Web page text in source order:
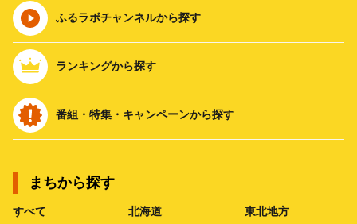
ふるラボチャンネルから探す
ランキングから探す
番組・特集・キャンペーンから探す
まちから探す
すべて 北海道 東北地方